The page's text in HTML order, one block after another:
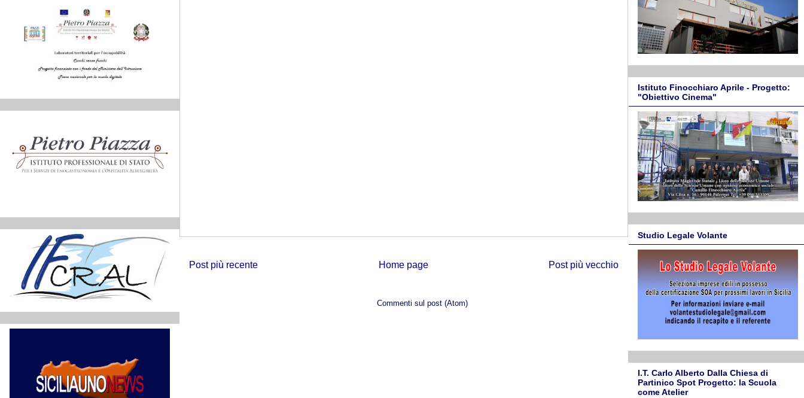
Post più recente Post più vecchio
Home page
Commenti sul post (Atom)
Istituto Finocchiaro Aprile - Progetto:
"Obiettivo Cinema"
Studio Legale Volante
I.T. Carlo Alberto Dalla Chiesa di
Partinico Spot Progetto: la Scuola
come Atelier